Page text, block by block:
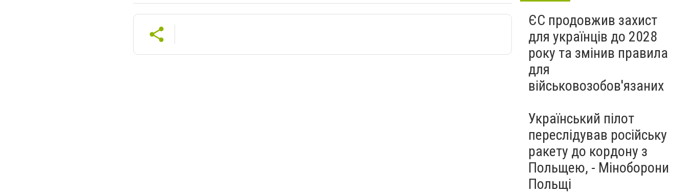
ЄС продовжив захист
для українців до 2028
року та змінив правила
для
військовозобов'язаних
Український пілот
переслідував російську
ракету до кордону з
Польщею, - Міноборони
Польщі